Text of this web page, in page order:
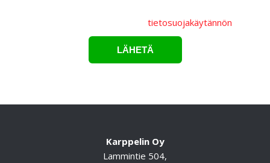
tietosuojakäytännön
Karppelin Oy
Lammintie 504,